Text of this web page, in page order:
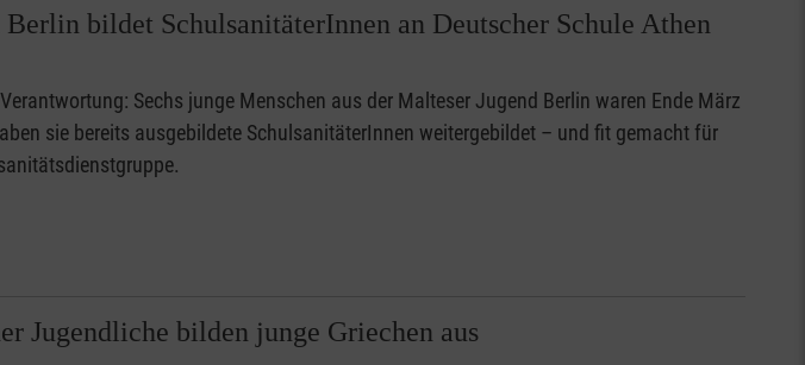
bildet SchulsanitäterInnen an Deutscher Schule Athen
Sechs junge Menschen aus der Malteser Jugend Berlin waren Ende März
sie bereits ausgebildete SchulsanitäterInnen weitergebildet – und fit gemacht für
Jugendliche bilden junge Griechen aus